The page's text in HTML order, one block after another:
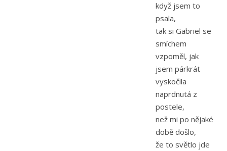
když jsem to
psala,
tak si Gabriel se
smíchem
vzpoměl, jak
jsem párkrát
vyskočila
naprdnutá z
postele,
než mi po nějaké
době došlo,
že to světlo jde